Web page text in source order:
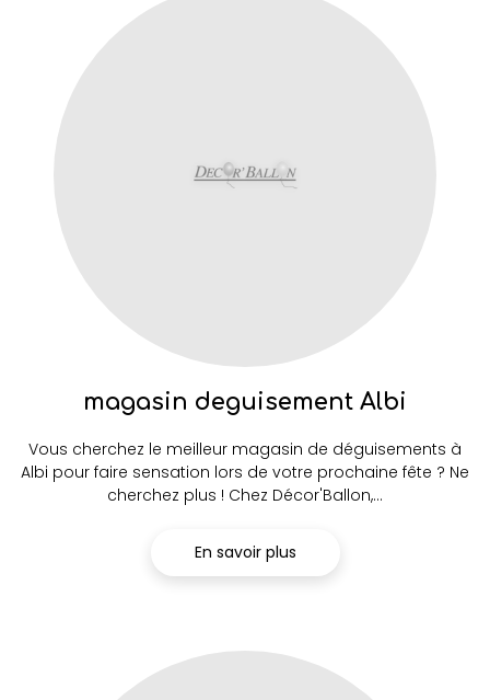
magasin deguisement Albi
Vous cherchez le meilleur magasin de déguisements à
Albi pour faire sensation lors de votre prochaine fête ? Ne
cherchez plus ! Chez Décor'Ballon,...
En savoir plus